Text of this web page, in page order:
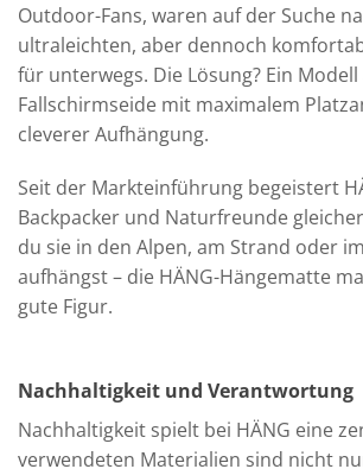
Outdoor-Fans, waren auf der Suche
ultraleichten, aber dennoch
für unterwegs. Die Lösung? Ein Modell
Fallschirmseide mit maximalem
cleverer Aufhängung.
Seit der Markteinführung begeistert
Backpacker und Naturfreunde
du sie in den Alpen, am Strand oder
aufhängst – die HÄNG-Hängematte
gute Figur.
Nachhaltigkeit und Verantwortung
Nachhaltigkeit spielt bei HÄNG eine
verwendeten Materialien sind nicht